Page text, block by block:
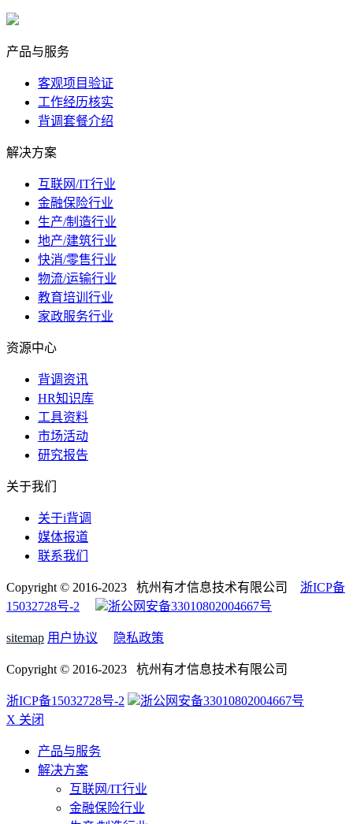
产品与服务
客观项目验证
工作经历核实
背调套餐介绍
解决方案
互联网/IT行业
金融保险行业
生产/制造行业
地产/建筑行业
快消/零售行业
物流/运输行业
教育培训行业
家政服务行业
资源中心
背调资讯
HR知识库
工具资料
市场活动
研究报告
关于我们
关于i背调
媒体报道
联系我们
Copyright © 2016-2023 杭州有才信息技术有限公司 浙ICP备
15032728号-2
浙公网安备33010802004667号
sitemap 用户协议 隐私政策
Copyright © 2016-2023 杭州有才信息技术有限公司
浙ICP备15032728号-2
浙公网安备33010802004667号
X 关闭
产品与服务
解决方案
互联网/IT行业
金融保险行业